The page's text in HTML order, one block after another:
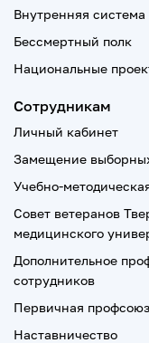
Внутренняя
Бессмертный полк
Национальные
Сотрудникам
Личный кабинет
Замещение
Учебно-
Совет ветеранов
медицинского
Дополнительное
сотрудников
Первичная
Наставничество